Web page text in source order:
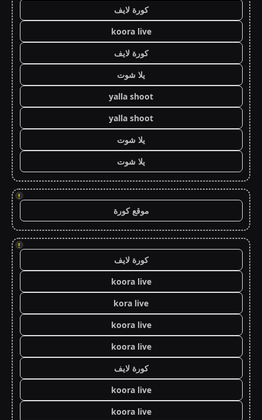
كورة لايف
koora live
كورة لايف
يلا شوت
yalla shoot
yalla shoot
يلا شوت
يلا شوت
!
موقع كورة
!
كورة لايف
koora live
kora live
koora live
koora live
كورة لايف
koora live
koora live